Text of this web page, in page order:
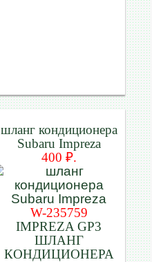
шланг кондиционера
Subaru Impreza
400 ₽.
W-235759
IMPREZA GP3
ШЛАНГ
КОНДИЦИОНЕРА